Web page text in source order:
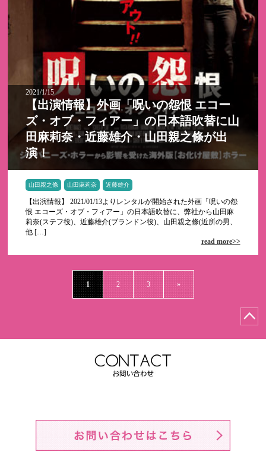
2021/1/15
【出演情報】外画「呪いの怨恨 エコー
ズ・オブ・フィアー」の日本語吹替に山
田麻莉奈・近藤雄介・山田親之條が出
演！
山田親之條 山田麻莉奈 近藤雄介
【出演情報】 2021/01/13よりレンタルが開始された外画「呪いの怨
恨 エコーズ・オブ・フィアー」の日本語吹替に、弊社から山田麻
莉奈(ステフ役)、近藤雄介(ブランドン役)、山田親之條(近所の男、
他 […]
read more>>
1 2 3 »